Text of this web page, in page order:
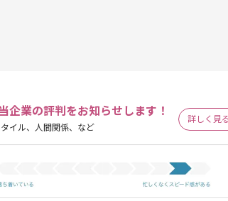
企業の評判をお知らせします！
イル、人間関係、など
詳しく見